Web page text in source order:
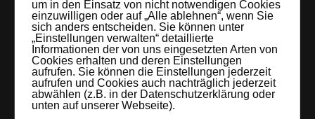
LEIPZIGS MIETSTUDIO
Hier lassen sich Foto- und Videoproduktionen aller Art in
entspannter Loftatmosphäre realisieren. Alles da, was man
um in den Einsatz von nicht notwendigen Cookies
einzuwilligen oder auf „Alle ablehnen“, wenn Sie
sich anders entscheiden. Sie können unter
„Einstellungen verwalten“ detaillierte
Informationen der von uns eingesetzten Arten von
Cookies erhalten und deren Einstellungen
aufrufen. Sie können die Einstellungen jederzeit
aufrufen und Cookies auch nachträglich jederzeit
abwählen (z.B. in der Datenschutzerklärung oder
unten auf unserer Webseite).